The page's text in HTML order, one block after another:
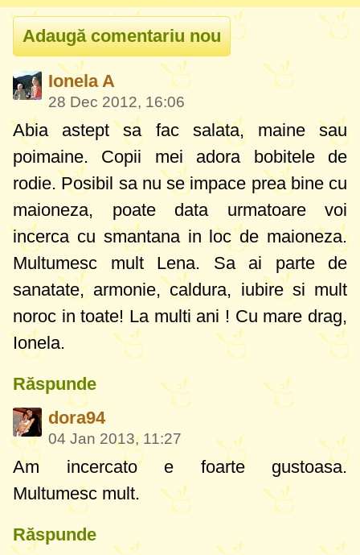
Ionela A
28 Dec 2012, 16:06
Abia astept sa fac salata, maine sau
poimaine. Copii mei adora bobitele de
rodie. Posibil sa nu se impace prea bine cu
maioneza, poate data urmatoare voi
incerca cu smantana in loc de maioneza.
Multumesc mult Lena. Sa ai parte de
sanatate, armonie, caldura, iubire si mult
noroc in toate! La multi ani ! Cu mare drag,
Ionela.
Răspunde
dora94
04 Jan 2013, 11:27
Am incercato e foarte gustoasa.
Multumesc mult.
Răspunde